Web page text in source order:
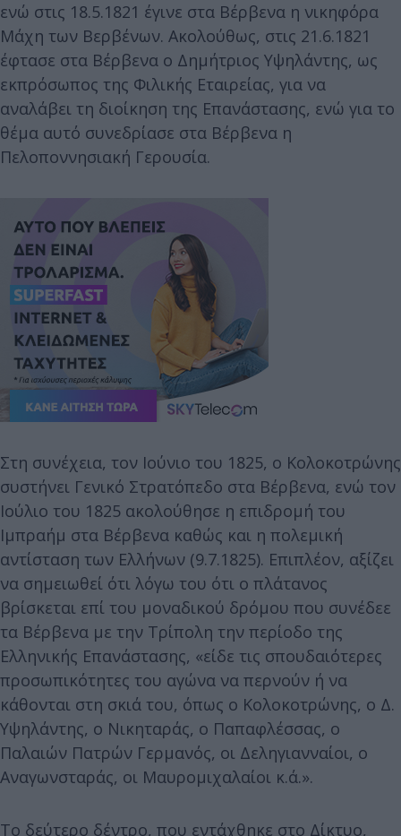
ενώ στις 18.5.1821 έγινε στα Βέρβενα η νικηφόρα
Μάχη των Βερβένων. Ακολούθως, στις 21.6.1821
έφτασε στα Βέρβενα ο Δημήτριος Υψηλάντης, ως
εκπρόσωπος της Φιλικής Εταιρείας, για να
αναλάβει τη διοίκηση της Επανάστασης, ενώ για το
θέμα αυτό συνεδρίασε στα Βέρβενα η
Πελοποννησιακή Γερουσία.
Στη συνέχεια, τον Ιούνιο του 1825, ο Κολοκοτρώνης
συστήνει Γενικό Στρατόπεδο στα Βέρβενα, ενώ τον
Ιούλιο του 1825 ακολούθησε η επιδρομή του
Ιμπραήμ στα Βέρβενα καθώς και η πολεμική
αντίσταση των Ελλήνων (9.7.1825). Επιπλέον, αξίζει
να σημειωθεί ότι λόγω του ότι ο πλάτανος
βρίσκεται επί του μοναδικού δρόμου που συνέδεε
τα Βέρβενα με την Τρίπολη την περίοδο της
Ελληνικής Επανάστασης, «είδε τις σπουδαιότερες
προσωπικότητες του αγώνα να περνούν ή να
κάθονται στη σκιά του, όπως ο Κολοκοτρώνης, ο Δ.
Υψηλάντης, ο Νικηταράς, ο Παπαφλέσσας, ο
Παλαιών Πατρών Γερμανός, οι Δεληγιανναίοι, ο
Αναγωνσταράς, οι Μαυρομιχαλαίοι κ.ά.».
Το δεύτερο δέντρο, που εντάχθηκε στο Δίκτυο,